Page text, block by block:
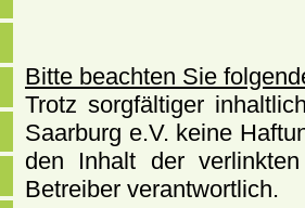
Bitte beachten Sie
Trotz sorgfältiger
Saarburg e.V. keine
den Inhalt der
Betreiber verantwortlich.